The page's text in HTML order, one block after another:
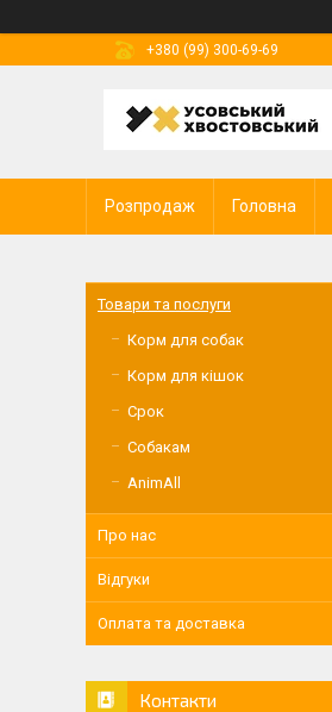
+380 (99) 300-69-69
Розпродаж Головна
Товари та послуги
Корм для собак
Корм для кішок
Срок
Собакам
AnimAll
Про нас
Відгуки
Оплата та доставка
Контакти